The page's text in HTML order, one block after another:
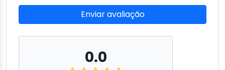
Enviar avaliação
0.0